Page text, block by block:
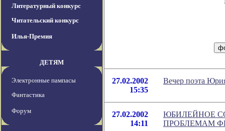
Литературный конкурс
Читательский конкурс
Илья-Премия
ДЕТЯМ
Электронные пампасы
Фантастика
Форум
27.02.2002
15:35
Вечер поэта
27.02.2002
14:11
ЮБИЛЕЙНОЕ
ПРОБЛЕМАМ